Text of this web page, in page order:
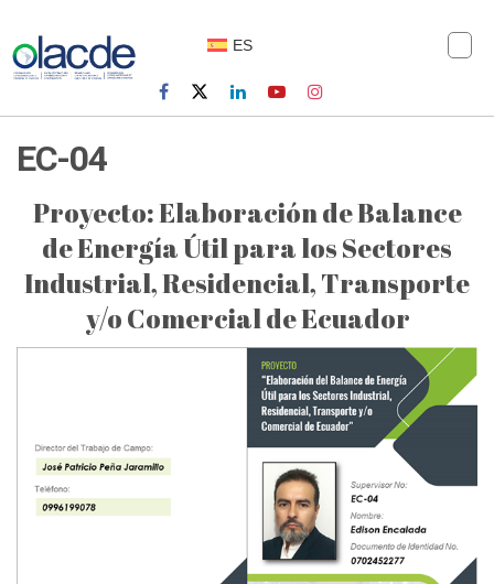
ES
EC-04
Proyecto: Elaboración de Balance
de Energía Útil para los Sectores
Industrial, Residencial, Transporte
y/o Comercial de Ecuador